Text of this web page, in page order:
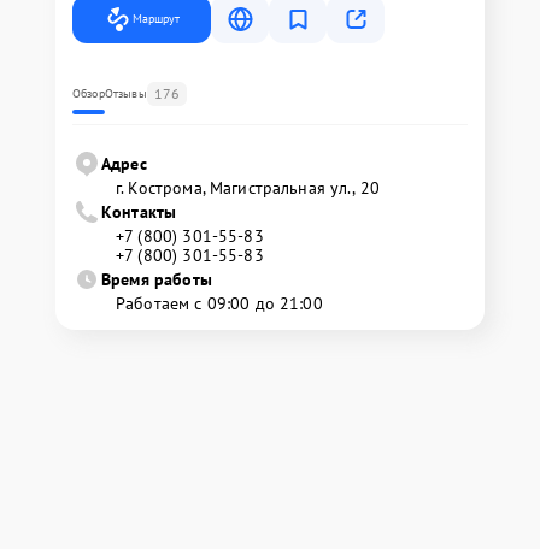
Маршрут
ОбзорОтзывы 176
Адрес
г. Кострома, Магистральная ул., 20
Контакты
+7 (800) 301-55-83
+7 (800) 301-55-83
Время работы
Работаем с 09:00 до 21:00